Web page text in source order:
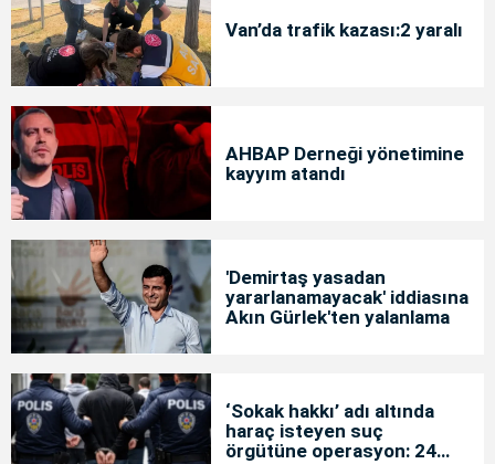
Van’da trafik kazası:2 yaralı
AHBAP Derneği yönetimine
kayyım atandı
'Demirtaş yasadan
yararlanamayacak' iddiasına
Akın Gürlek'ten yalanlama
‘Sokak hakkı’ adı altında
haraç isteyen suç
örgütüne operasyon: 24